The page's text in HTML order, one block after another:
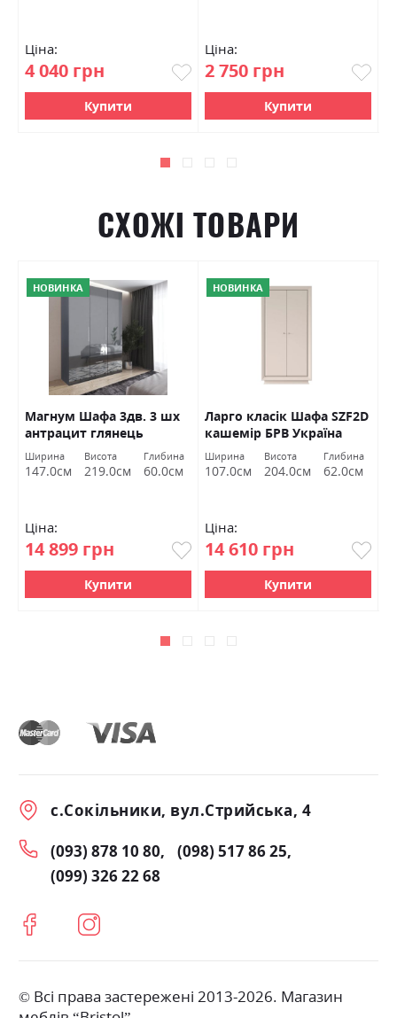
Ціна:
4 040 грн
Купити
Ціна:
2 750 грн
Купити
СХОЖІ ТОВАРИ
НОВИНКА
Магнум Шафа 3дв. 3 шх
антрацит глянець
Міромарк
Ширина
147.0см
Висота
219.0см
Глибина
60.0см
Ціна:
14 899 грн
Купити
НОВИНКА
Ларго класік Шафа SZF2D
кашемір БРВ Україна
Ширина
107.0см
Висота
204.0см
Глибина
62.0см
Ціна:
14 610 грн
Купити
с.Сокільники, вул.Стрийська, 4
(093) 878 10 80
(098) 517 86 25
(099) 326 22 68
© Всі права застережені 2013-2026. Магазин